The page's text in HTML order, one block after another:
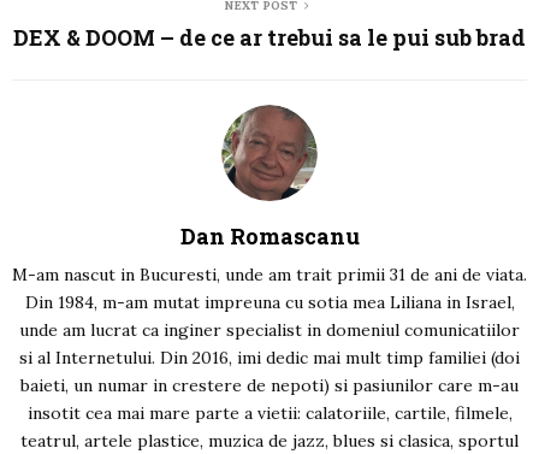
NEXT POST
DEX & DOOM – de ce ar trebui sa le pui sub brad
Dan Romascanu
M-am nascut in Bucuresti, unde am trait primii 31 de ani de viata.
Din 1984, m-am mutat impreuna cu sotia mea Liliana in Israel,
unde am lucrat ca inginer specialist in domeniul comunicatiilor
si al Internetului. Din 2016, imi dedic mai mult timp familiei (doi
baieti, un numar in crestere de nepoti) si pasiunilor care m-au
insotit cea mai mare parte a vietii: calatoriile, cartile, filmele,
teatrul, artele plastice, muzica de jazz, blues si clasica, sportul